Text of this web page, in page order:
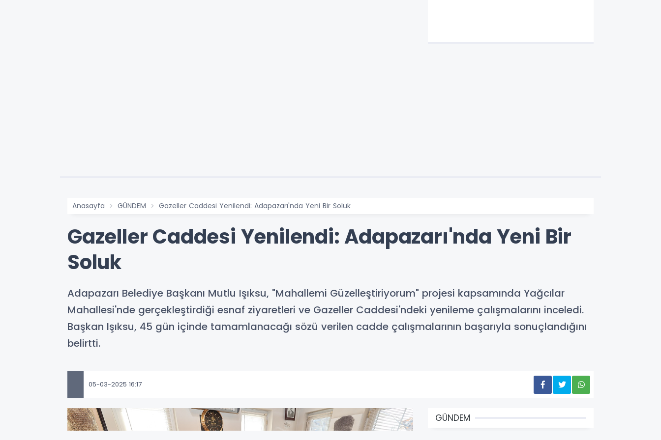
Anasayfa GÜNDEM Gazeller Caddesi Yenilendi: Adapazarı'nda Yeni Bir Soluk
Gazeller Caddesi Yenilendi: Adapazarı'nda Yeni Bir
Soluk
Adapazarı Belediye Başkanı Mutlu Işıksu, "Mahallemi Güzelleştiriyorum" projesi kapsamında Yağcılar
Mahallesi'nde gerçekleştirdiği esnaf ziyaretleri ve Gazeller Caddesi'ndeki yenileme çalışmalarını inceledi.
Başkan Işıksu, 45 gün içinde tamamlanacağı sözü verilen cadde çalışmalarının başarıyla sonuçlandığını
belirtti.
05-03-2025 16:17
GÜNDEM